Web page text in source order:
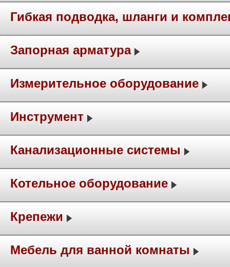
Гибкая подводка, шланги и
Запорная арматура
Измерительное оборудование
Инструмент
Канализационные системы
Котельное оборудование
Крепежи
Мебель для ванной комнаты